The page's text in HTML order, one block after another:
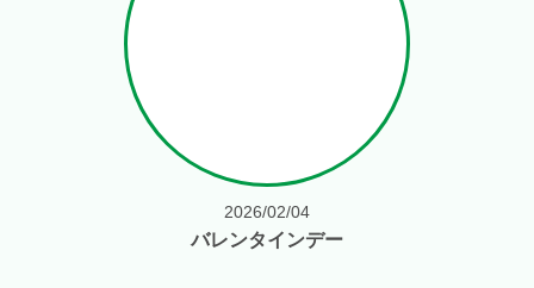
2026/02/04
バレンタインデー